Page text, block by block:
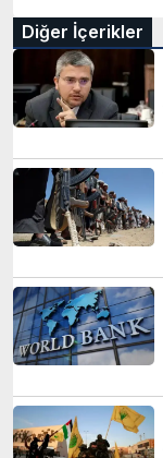
Diğer İçerikler